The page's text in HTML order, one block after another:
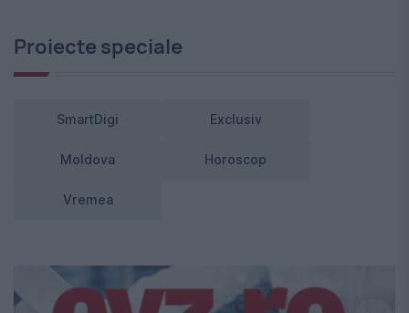
Proiecte speciale
SmartDigi Exclusiv
Moldova Horoscop
Vremea